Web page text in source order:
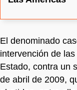
El denominado
intervención de
Estado, contra un
de abril de 2009,